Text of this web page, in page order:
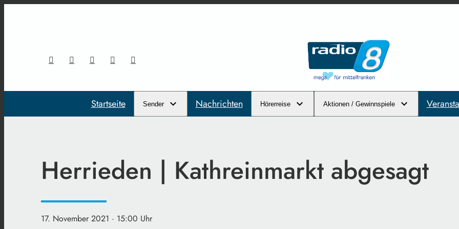
Startseite Sender Nachrichten Hörerreise Aktionen / Gewinnspiele
Herrieden | Kathreinmarkt abgesagt
17. November 2021 · 15:00 Uhr